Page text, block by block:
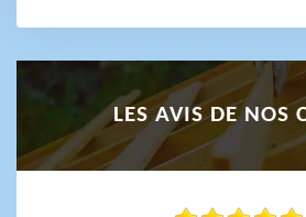
LES AVIS DE NOS